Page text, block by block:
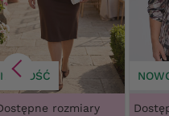
NOWOŚĆ
rozmiary